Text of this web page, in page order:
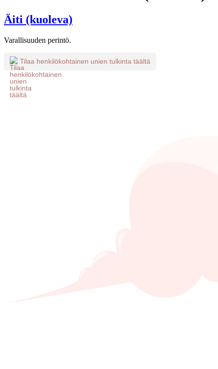
Äiti (kuoleva)
Varallisuuden perintö.
Tilaa henkilökohtainen unien tulkinta täältä